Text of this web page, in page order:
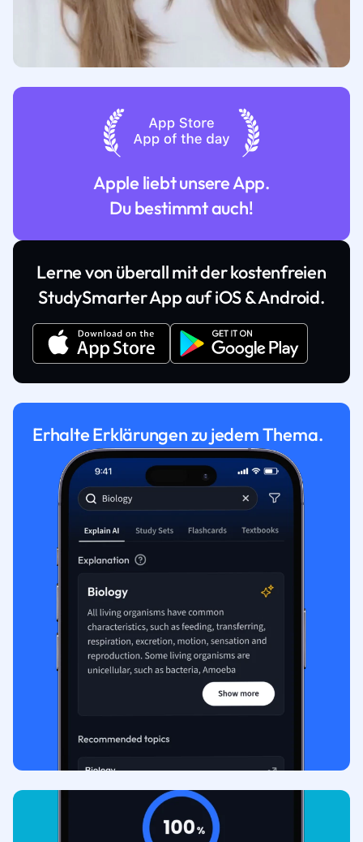
Apple liebt unsere App.
Du bestimmt auch!
Lerne von überall mit der kostenfreien
StudySmarter App auf iOS & Android.
Erhalte Erklärungen zu jedem Thema.